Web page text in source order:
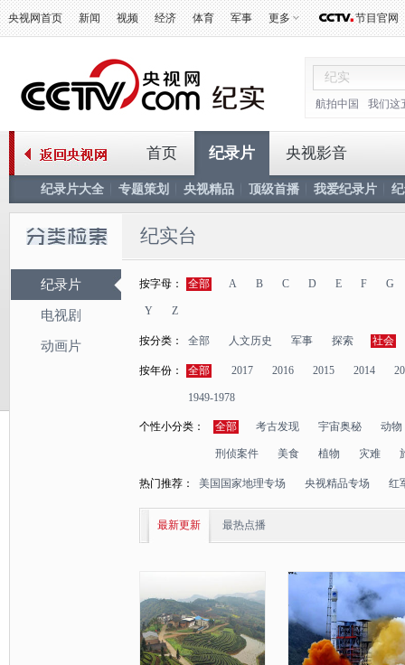
央视网首页 新闻 视频 经济 体育 军事 更多 节目官网
航拍中国 我们这
首页 纪录片
纪录片大全 专题策划 央视精品 顶级首播 我爱纪录片
央视影音
纪录片
电视剧
动画片
纪实台
按字母： 全部 A B C D E F G
Y Z
按分类： 全部 人文历史 军事 探索 社会
按年份： 全部 2017 2016 2015 2014
1949-1978
个性小分类： 全部 考古发现 宇宙奥秘 动物
刑侦案件 美食 植物 灾难
热门推荐： 美国国家地理专场 央视精品专场 红
最新更新 最热点播